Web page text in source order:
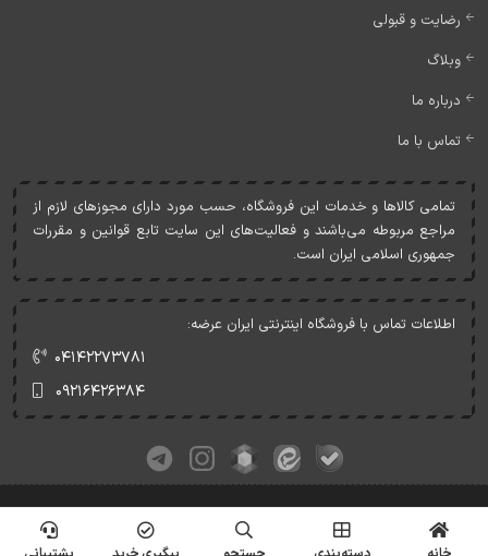
رضایت و قبولی
وبلاگ
درباره ما
تماس با ما
تمامی کالاها و خدمات اين فروشگاه، حسب مورد دارای مجوزهای لازم از
مراجع مربوطه می‌باشند و فعاليت‌های اين سايت تابع قوانين و مقررات
جمهوری اسلامی ايران است.
اطلاعات تماس با فروشگاه اینترنتی ایران عرضه:
۰۴۱۴۲۲۷۳۷۸۱
۰۹۲۱۶۴۲۶۳۸۴
کلیه حقوق این وبسایت متعلق به ایران عرضه می‌باشد.
© Copyrights - IranArze.ir - 1405